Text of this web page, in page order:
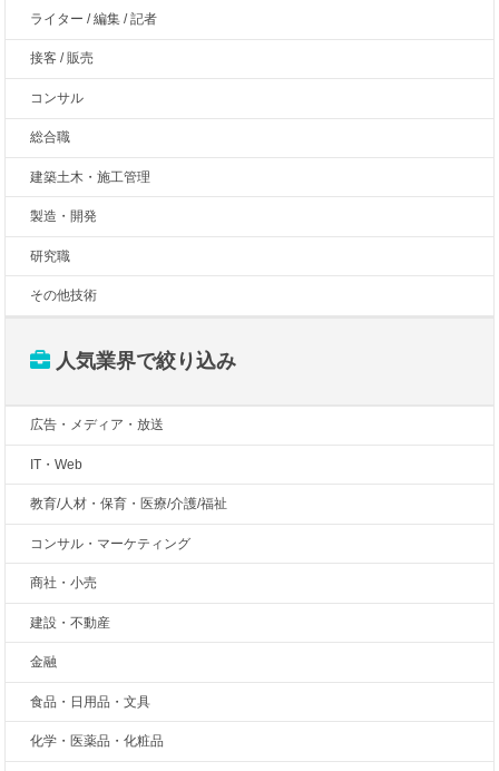
ライター / 編集 / 記者
接客 / 販売
コンサル
総合職
建築土木・施工管理
製造・開発
研究職
その他技術
人気業界で絞り込み
広告・メディア・放送
IT・Web
教育/人材・保育・医療/介護/福祉
コンサル・マーケティング
商社・小売
建設・不動産
金融
食品・日用品・文具
化学・医薬品・化粧品